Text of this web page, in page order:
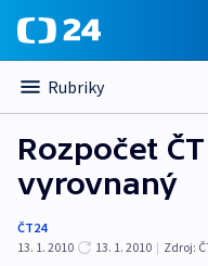
Rubriky
Rozpočet
vyrovnaný
ČT24
13. 1. 2010
13. 1. 2010 | Zdroj: